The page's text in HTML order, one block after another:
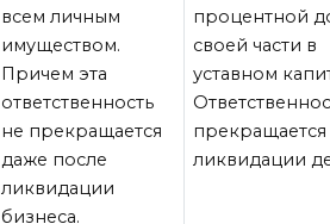
всем личным
имуществом.
Причем эта
ответственность
не прекращается
даже после
ликвидации
бизнеса.
процентной
своей части в
уставном
ликвидации